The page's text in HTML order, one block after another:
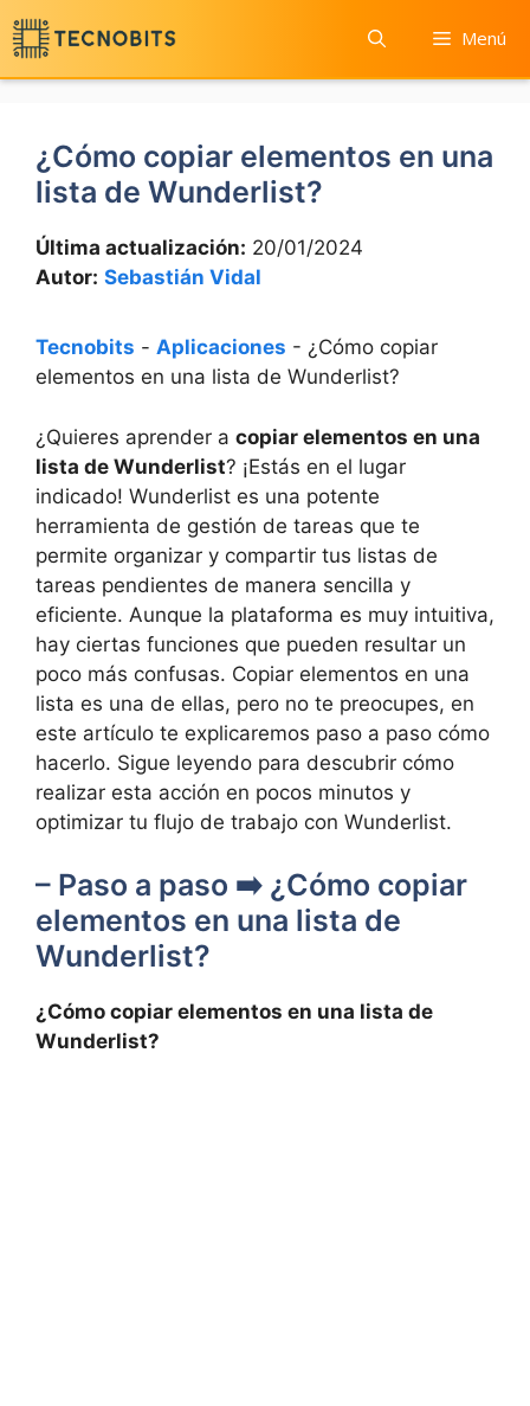
Saltar
al
contenido
Menú
¿Cómo copiar elementos en una
lista de Wunderlist?
Última actualización: 20/01/2024
Autor: Sebastián Vidal
Tecnobits - Aplicaciones - ¿Cómo copiar
elementos en una lista de Wunderlist?
¿Quieres aprender a copiar elementos en una
lista de Wunderlist? ¡Estás en el lugar
indicado! Wunderlist es una potente
herramienta de gestión de tareas que te
permite organizar y compartir tus listas de
tareas pendientes de manera sencilla y
eficiente. Aunque la plataforma es muy intuitiva,
hay ciertas funciones que pueden resultar un
poco más confusas. Copiar elementos en una
lista es una de ellas, pero no te preocupes, en
este artículo te explicaremos paso a paso cómo
hacerlo. Sigue leyendo para descubrir cómo
realizar esta acción en pocos minutos y
optimizar tu flujo de trabajo con Wunderlist.
– Paso a paso ➡️ ¿Cómo copiar
elementos en una lista de
Wunderlist?
¿Cómo copiar elementos en una lista de
Wunderlist?